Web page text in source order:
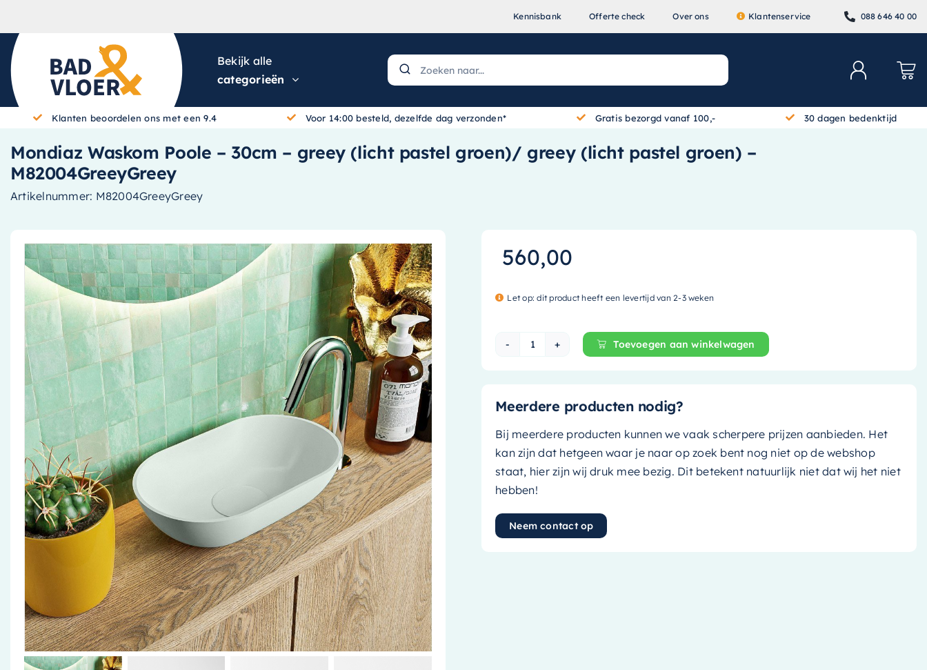
Kennisbank Offerte check Over ons Klantenservice 088 646 40 00
Bekijk alle
categorieën
Klanten beoordelen ons met een 9.4 Voor 14:00 besteld, dezelfde dag verzonden* Gratis bezorgd vanaf 100,- 30 dagen bedenktijd
Mondiaz Waskom Poole – 30cm – greey (licht pastel groen)/ greey (licht pastel groen) –
M82004GreeyGreey
Artikelnummer: M82004GreeyGreey
560,00
Let op: dit product heeft een levertijd van 2-3 weken
Mondiaz Waskom Poole - 30cm - greey (licht pastel groen)/ greey (licht
Toevoegen aan winkelwagen
Meerdere producten nodig?
Bij meerdere producten kunnen we vaak scherpere prijzen aanbieden. Het
kan zijn dat hetgeen waar je naar op zoek bent nog niet op de webshop
staat, hier zijn wij druk mee bezig. Dit betekent natuurlijk niet dat wij het niet
hebben!
Neem contact op